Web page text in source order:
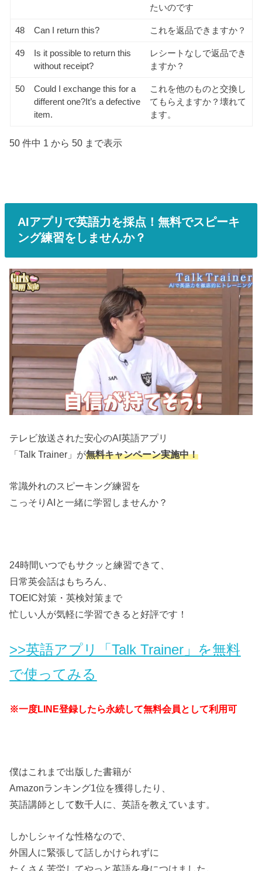
たいのです
48 Can I return this? これを返品できますか？
49
Is it possible to return this
without receipt?
レシートなしで返品でき
ますか？
50
Could I exchange this for a
different one?It’s a defective
item.
これを他のものと交換し
てもらえますか？壊れて
ます。
50 件中 1 から 50 まで表示
AIアプリで英語力を採点！無料でスピーキ
ング練習をしませんか？
テレビ放送された安心のAI英語アプリ
「Talk Trainer」が無料キャンペーン実施中！
常識外れのスピーキング練習を
こっそりAIと一緒に学習しませんか？
24時間いつでもサクッと練習できて、
日常英会話はもちろん、
TOEIC対策・英検対策まで
忙しい人が気軽に学習できると好評です！
>>英語アプリ「Talk Trainer」を無料
で使ってみる
※一度LINE登録したら永続して無料会員として利用可
僕はこれまで出版した書籍が
Amazonランキング1位を獲得したり、
英語講師として数千人に、英語を教えています。
しかしシャイな性格なので、
外国人に緊張して話しかけられずに
たくさん苦労してやっと英語を身につけました。